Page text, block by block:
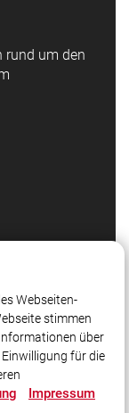
rund um den
Webseiten-
stimmen
über
für die
Impressum